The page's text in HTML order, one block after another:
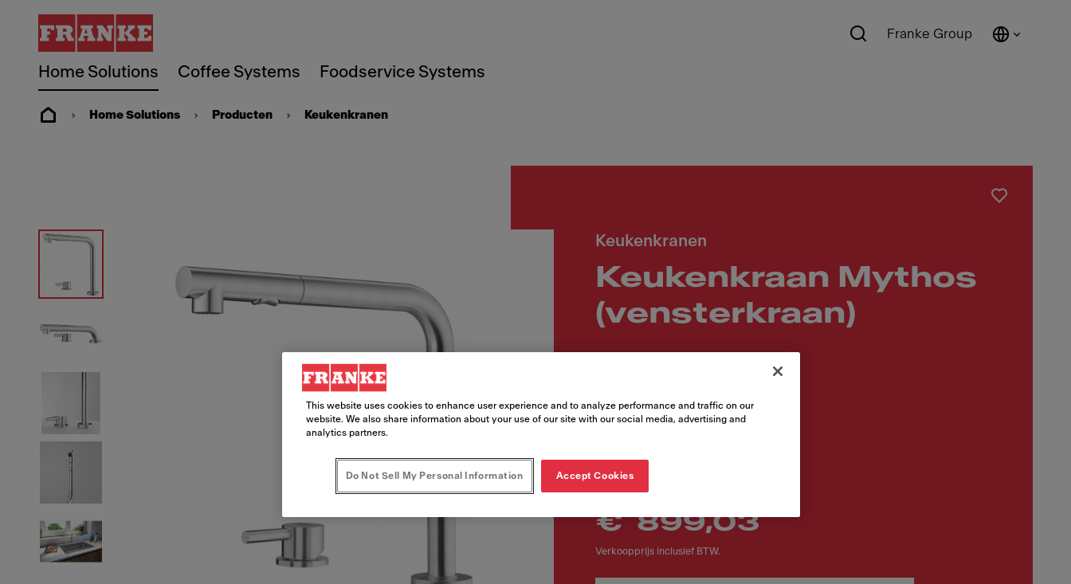
Home Solutions Coffee Systems Foodservice Systems
Franke Group
Home Solutions Producten Keukenkranen
Keukenkranen
Keukenkraan Mythos
(vensterkraan)
€ 899,03
Verkoopprijs inclusief BTW.
This website uses cookies to enhance user experience and to analyze performance and traffic on our
website. We also share information about your use of our site with our social media, advertising and
analytics partners.
Do Not Sell My Personal Information Accept Cookies